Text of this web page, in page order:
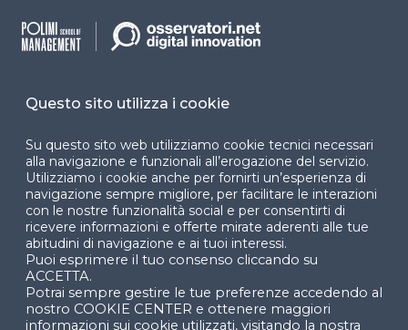
Facebook LinkedIn
© 2024 Copyright © Politecnico di Milano Dipartimento
di Ingegneria Gestionale
Questo sito utilizza i cookie
Su questo sito web utilizziamo cookie tecnici necessari
alla navigazione e funzionali all’erogazione del servizio.
Utilizziamo i cookie anche per fornirti un’esperienza di
navigazione sempre migliore, per facilitare le interazioni
con le nostre funzionalità social e per consentirti di
ricevere informazioni e offerte mirate aderenti alle tue
abitudini di navigazione e ai tuoi interessi.
Puoi esprimere il tuo consenso cliccando su
ACCETTA.
Potrai sempre gestire le tue preferenze accedendo al
nostro COOKIE CENTER e ottenere maggiori
informazioni sui cookie utilizzati, visitando la nostra